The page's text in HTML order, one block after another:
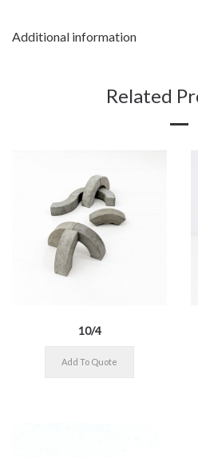
Additional information
Related
10/4